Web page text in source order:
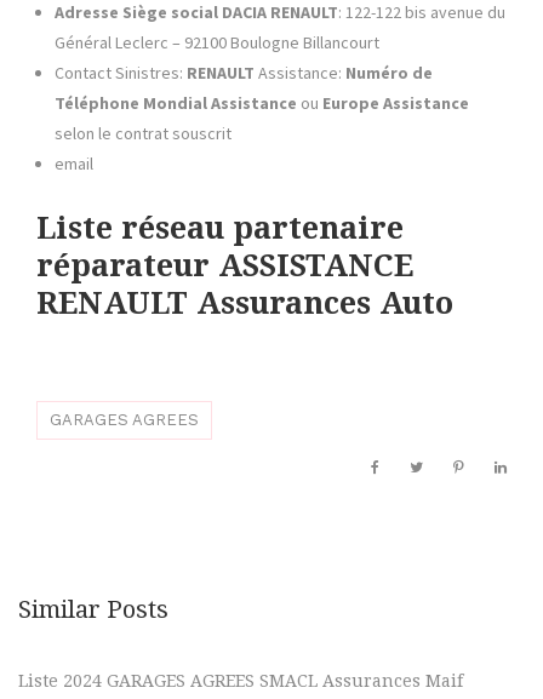
Adresse Siège social DACIA RENAULT: 122-122 bis avenue du
Général Leclerc – 92100 Boulogne Billancourt
Contact Sinistres: RENAULT Assistance: Numéro de
Téléphone Mondial Assistance ou Europe Assistance
selon le contrat souscrit
email
Liste réseau partenaire
réparateur ASSISTANCE
RENAULT Assurances Auto
GARAGES AGREES
Similar Posts
Liste 2024 GARAGES AGREES SMACL Assurances Maif